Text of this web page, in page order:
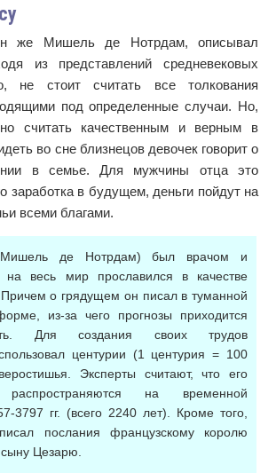
же Мишель де Нотрдам, описывал
из представлений средневековых
не стоит считать все толкования
под определенные случаи. Но,
считать качественным и верным в
во сне близнецов девочек говорит о
в семье. Для мужчины отца это
заработка в будущем, деньги пойдут на
всеми благами.
(Мишель де Нотрдам) был врачом и
весь мир прославился в качестве
Причем о грядущем он писал в туманной
из-за чего прогнозы приходится
Для создания своих трудов
центурии (1 центурия = 100
Эксперты считают, что его
распространяются на временной
3797 гг. (всего 2240 лет). Кроме того,
послания французскому королю
Цезарю.